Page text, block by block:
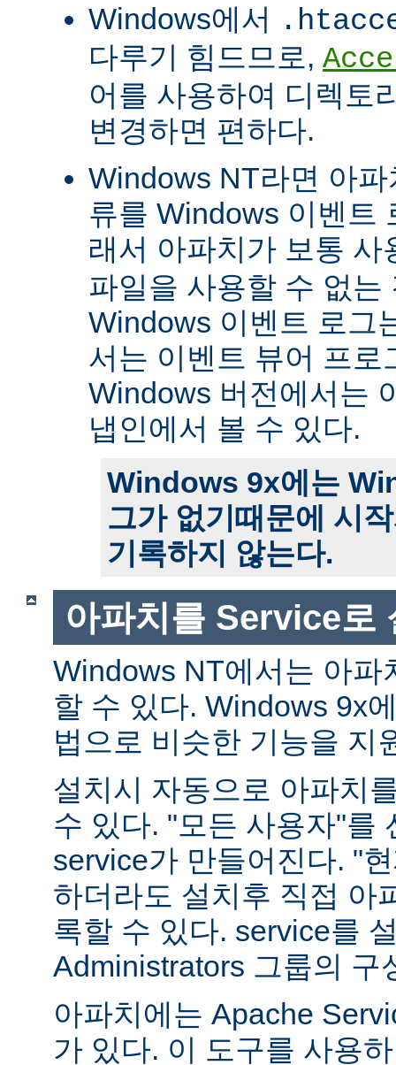
Windows에서
다루기 힘드므로,
어를 사용하여 디렉토
변경하면 편하다.
Windows NT라면 아
류를 Windows 이벤트
래서 아파치가 보통
파일을 사용할 수 없는
Windows 이벤트 로그
서는 이벤트 뷰어 프로
Windows 버전에서는
냅인에서 볼 수 있다.
Windows 9x에는
그가 없기때문에 시
기록하지 않는다.
아파치를 Service로
Windows NT에서는 아파
할 수 있다. Windows 9x
법으로 비슷한 기능을 지
설치시 자동으로 아파치
수 있다. "모든 사용자"를
service가 만들어진다. "
하더라도 설치후 직접 아
록할 수 있다. service를
Administrators 그룹의 구
아파치에는 Apache
가 있다. 이 도구를 사용